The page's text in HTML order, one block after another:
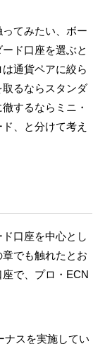
てみたい、ボー
ド口座を選ぶと
通貨ペアに絞ら
るならスタンダ
するならミニ・
、と分けて考え
口座を中心とし
でも触れたとお
で、プロ・ECN
ナスを実施してい